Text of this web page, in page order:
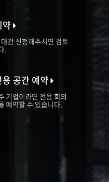
관 신청해주시면 검토
.
공간 예약
기업이라면 전용 회의
예약할 수 있습니다.